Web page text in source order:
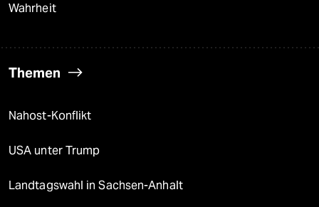
Wahrheit
Themen
Nahost-Konflikt
USA unter Trump
Landtagswahl in Sachsen-Anhalt